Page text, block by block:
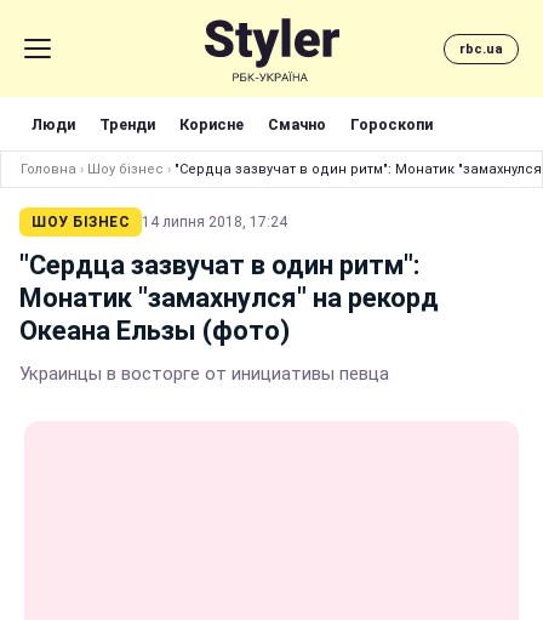
rbc.ua
Люди Тренди Корисне Смачно Гороскопи
Головна › Шоу бізнес › "Сердца зазвучат в один ритм": Монатик
ШОУ БІЗНЕС 14 липня 2018, 17:24
"Сердца зазвучат в один ритм":
Монатик "замахнулся" на рекорд
Океана Ельзы (фото)
Украинцы в восторге от инициативы певца